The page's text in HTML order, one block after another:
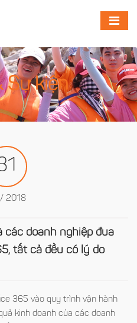
Sự kiện
2018
các doanh nghiệp đua
tất cả đều có lý do
365 vào quy trình vận hành
kinh doanh của các doanh